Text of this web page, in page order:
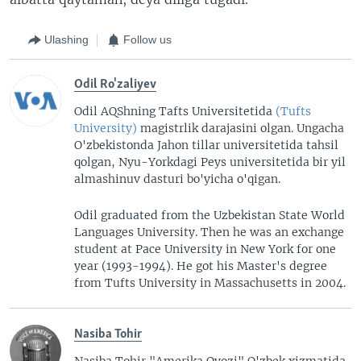
Ulashing Follow us
Odil Ro'zaliyev
Odil AQShning Tafts Universitetida (Tufts
University) magistrlik darajasini olgan. Ungacha
O'zbekistonda Jahon tillar universitetida tahsil
qolgan, Nyu-Yorkdagi Peys universitetida bir yil
almashinuv dasturi bo'yicha o'qigan.
Odil graduated from the Uzbekistan State World
Languages University. Then he was an exchange
student at Pace University in New York for one
year (1993-1994). He got his Master's degree
from Tufts University in Massachusetts in 2004.
Nasiba Tohir